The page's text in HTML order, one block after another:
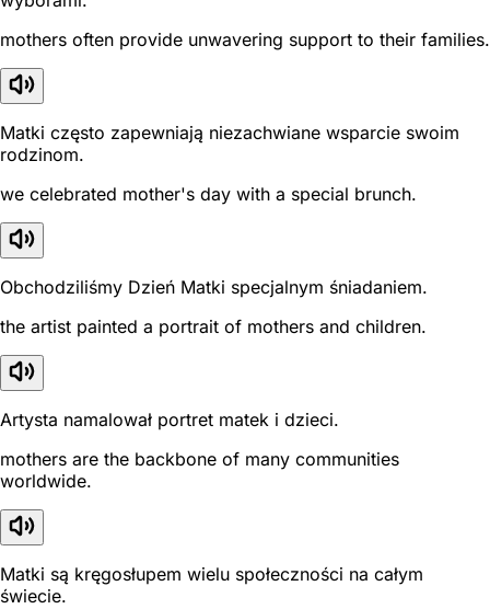
mothers often provide unwavering support to their families.
Matki często zapewniają niezachwiane wsparcie swoim
rodzinom.
we celebrated mother's day with a special brunch.
Obchodziliśmy Dzień Matki specjalnym śniadaniem.
the artist painted a portrait of mothers and children.
Artysta namalował portret matek i dzieci.
mothers are the backbone of many communities
worldwide.
Matki są kręgosłupem wielu społeczności na całym
świecie.